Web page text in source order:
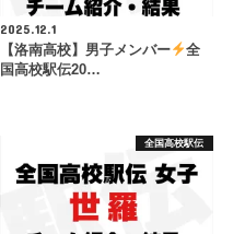
2025.12.1
【洛南高校】男子メンバー
全
国高校駅伝20…
全国高校駅伝